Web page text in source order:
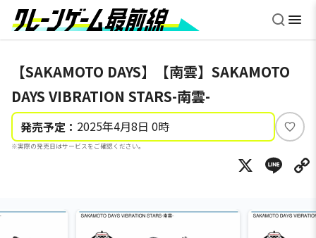
【SAKAMOTO DAYS】【南雲】SAKAMOTO
DAYS VIBRATION STARS-南雲-
発売予定： 2025年4月8日 0時
※実際の発売日はサービスをご確認ください。
い
ね
X